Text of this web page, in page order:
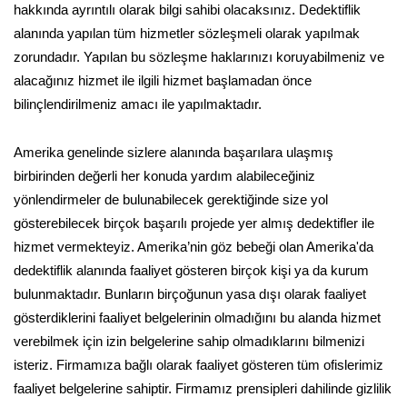
hakkında ayrıntılı olarak bilgi sahibi olacaksınız. Dedektiflik
alanında yapılan tüm hizmetler sözleşmeli olarak yapılmak
zorundadır. Yapılan bu sözleşme haklarınızı koruyabilmeniz ve
alacağınız hizmet ile ilgili hizmet başlamadan önce
bilinçlendirilmeniz amacı ile yapılmaktadır.
Amerika genelinde sizlere alanında başarılara ulaşmış
birbirinden değerli her konuda yardım alabileceğiniz
yönlendirmeler de bulunabilecek gerektiğinde size yol
gösterebilecek birçok başarılı projede yer almış dedektifler ile
hizmet vermekteyiz. Amerika’nin göz bebeği olan Amerika'da
dedektiflik alanında faaliyet gösteren birçok kişi ya da kurum
bulunmaktadır. Bunların birçoğunun yasa dışı olarak faaliyet
gösterdiklerini faaliyet belgelerinin olmadığını bu alanda hizmet
verebilmek için izin belgelerine sahip olmadıklarını bilmenizi
isteriz. Firmamıza bağlı olarak faaliyet gösteren tüm ofislerimiz
faaliyet belgelerine sahiptir. Firmamız prensipleri dahilinde gizlilik